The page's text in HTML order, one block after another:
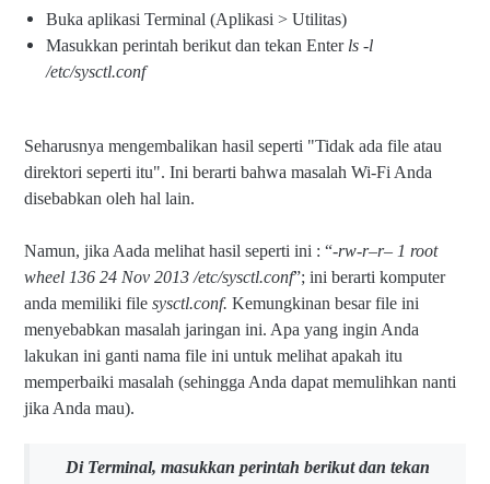
Buka aplikasi Terminal (Aplikasi > Utilitas)
Masukkan perintah berikut dan tekan Enter ls -l
/etc/sysctl.conf
Seharusnya mengembalikan hasil seperti "Tidak ada file atau
direktori seperti itu". Ini berarti bahwa masalah Wi-Fi Anda
disebabkan oleh hal lain.
Namun, jika Aada melihat hasil seperti ini : “-rw-r–r– 1 root
wheel 136 24 Nov 2013 /etc/sysctl.conf”; ini berarti komputer
anda memiliki file sysctl.conf. Kemungkinan besar file ini
menyebabkan masalah jaringan ini. Apa yang ingin Anda
lakukan ini ganti nama file ini untuk melihat apakah itu
memperbaiki masalah (sehingga Anda dapat memulihkan nanti
jika Anda mau).
Di Terminal, masukkan perintah berikut dan tekan